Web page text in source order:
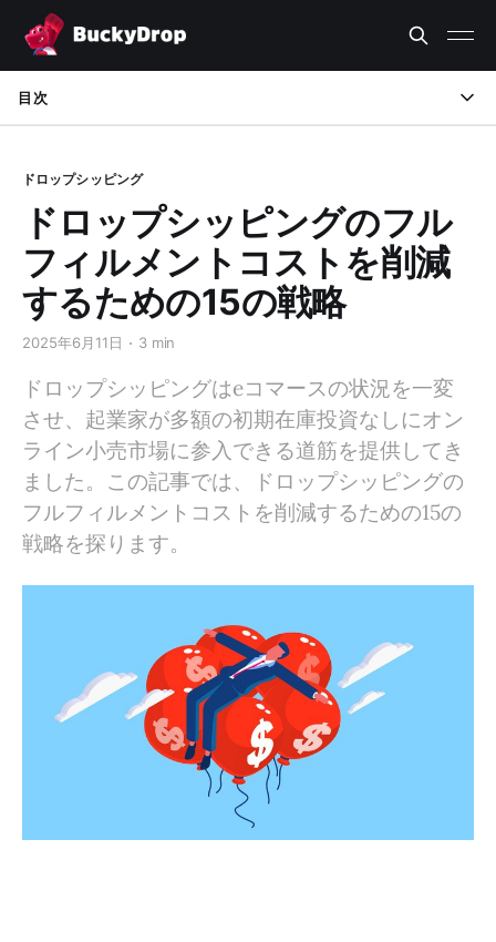
目次
まとめ買い
梱包コストを削減する
地理的優位性を活用する
注文処理効率を向上させる
長期的な関係を築く
返品率を減らす
インテリジェントな価格設定戦略を採用する
コストを監視および分析する
製品価格を上げる
配送料が低い製品を選択する
顧客のセルフサービスを奨励する
登録割引
ドロップシッピング
ドロップシッピングのフル
フィルメントコストを削減
するための15の戦略
2025年6月11日 3 min
ドロップシッピングはeコマースの状況を一変
させ、起業家が多額の初期在庫投資なしにオン
ライン小売市場に参入できる道筋を提供してき
ました。この記事では、ドロップシッピングの
フルフィルメントコストを削減するための15の
戦略を探ります。